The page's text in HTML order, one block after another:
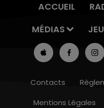
ACCUEIL
MÉDIAS
Contacts
Mentions Légales